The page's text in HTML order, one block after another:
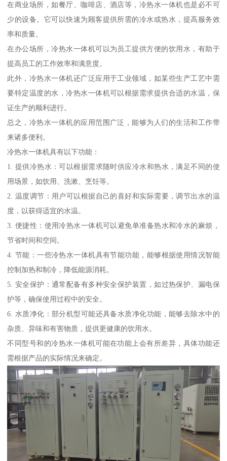
在商业场所，如餐厅、咖啡店、酒店等，冷热水一体机也是必不可
少的设备。它可以快速为顾客提供所需的冷水或热水，提高服务效
率和质量。
在办公场所，冷热水一体机可以为员工提供方便的饮用水，有助于
提高员工的工作效率和满意度。
此外，冷热水一体机还广泛应用于工业领域，如某些生产工艺中需
要特定温度的水，冷热水一体机可以根据需求提供合适的水温，保
证生产的顺利进行。
总之，冷热水一体机的应用范围广泛，能够为人们的生活和工作带
来诸多便利。
冷热水一体机具有以下功能：
1. 提供冷热水：可以根据需求随时供应冷水和热水，满足不同的使
用场景，如饮用、洗漱、烹饪等。
2. 温度调节：用户可以根据自己的喜好和实际需要，调节出水的温
度，以获得适宜的水温。
3. 便捷性：使用冷热水一体机可以避免单准备热水和冷水的麻烦，
节省时间和空间。
4. 节能：一些冷热水一体机具有节能功能，能够根据使用情况智能
控制加热和制冷，降低能源消耗。
5. 安全保护：通常配备有多种安全保护装置，如过热保护、漏电保
护等，确保使用过程中的安全。
6. 水质净化：部分机型可能还具备水质净化功能，能够去除水中的
杂质、异味和有害物质，提供更健康的饮用水。
不同型号和的冷热水一体机可能在功能上会有所差异，具体功能还
需根据产品的实际情况来确定。